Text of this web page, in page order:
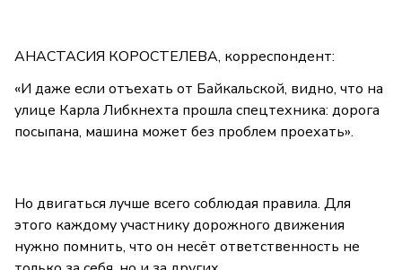
АНАСТАСИЯ КОРОСТЕЛЕВА, корреспондент:
«И даже если отъехать от Байкальской, видно, что на
улице Карла Либкнехта прошла спецтехника: дорога
посыпана, машина может без проблем проехать».
Но двигаться лучше всего соблюдая правила. Для
этого каждому участнику дорожного движения
нужно помнить, что он несёт ответственность не